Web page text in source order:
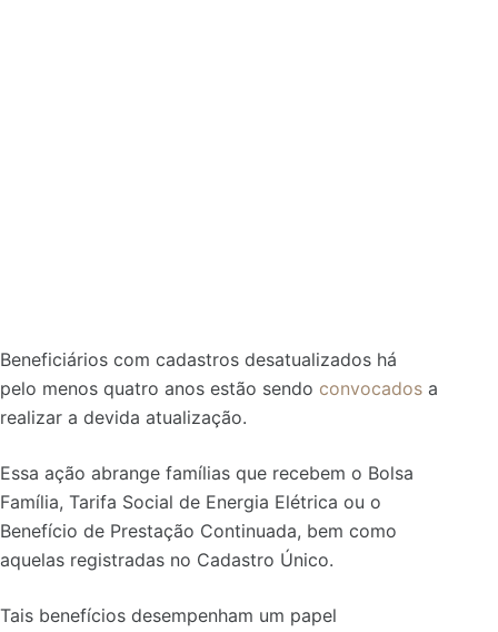
Beneficiários com cadastros desatualizados há
pelo menos quatro anos estão sendo convocados a
realizar a devida atualização.
Essa ação abrange famílias que recebem o Bolsa
Família, Tarifa Social de Energia Elétrica ou o
Benefício de Prestação Continuada, bem como
aquelas registradas no Cadastro Único.
Tais benefícios desempenham um papel